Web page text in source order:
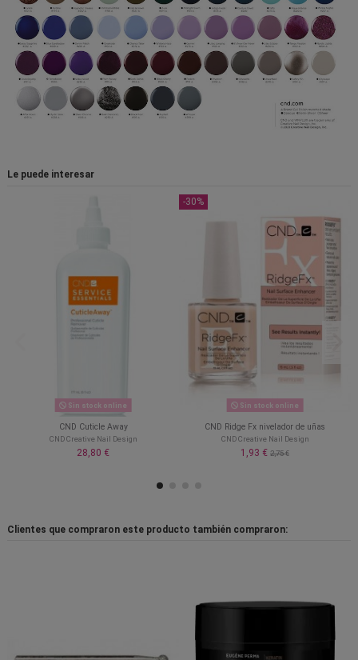
Le puede interesar
CND Scrub Fresh deshidratador
CND Solar Oil aceite
CND Creative Nail
Clientes que compraron este producto también compraron: